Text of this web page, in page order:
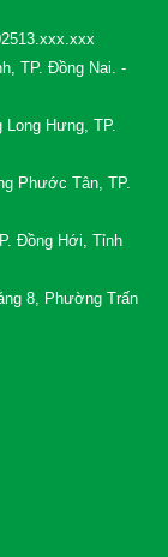
TP. Đồng Nai. -
Hưng, TP.
Phước Tân, TP.
Đồng Hới, Tỉnh
8, Phường Trấn